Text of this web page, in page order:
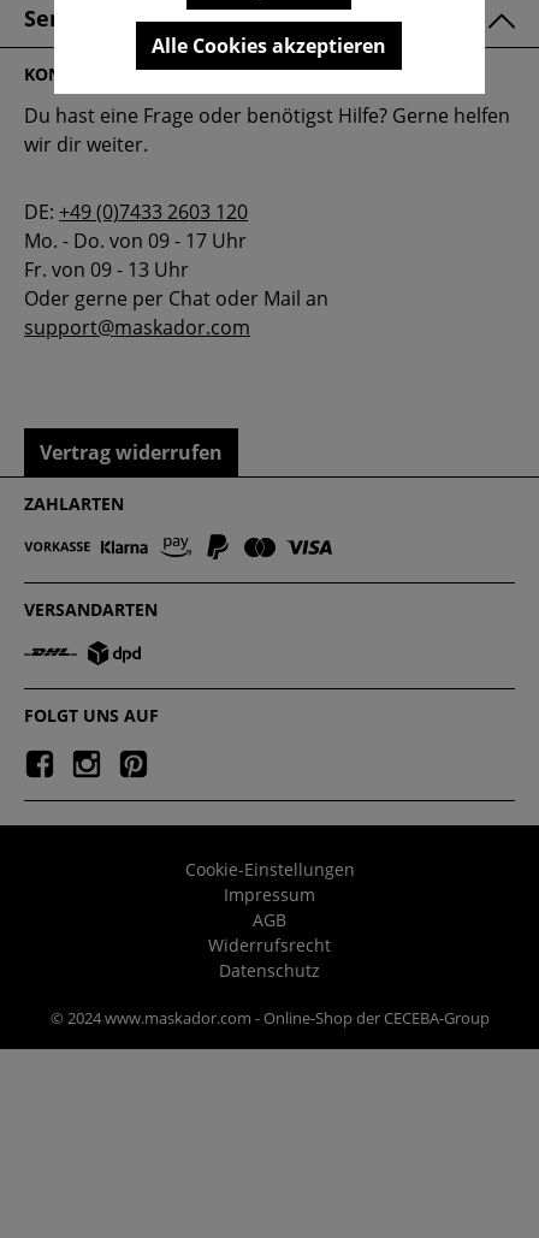
Service & FAQ
KONTAKT
Du hast eine Frage oder benötigst Hilfe? Gerne helfen
wir dir weiter.
DE: +49 (0)7433 2603 120
Mo. - Do. von 09 - 17 Uhr
Fr. von 09 - 13 Uhr
Oder gerne per Chat oder Mail an
support@maskador.com
Vertrag widerrufen
ZAHLARTEN
VERSANDARTEN
FOLGT UNS AUF
Cookie-Einstellungen
Impressum
AGB
Widerrufsrecht
Datenschutz
© 2024 www.maskador.com - Online-Shop der CECEBA-Group
Alle Cookies akzeptieren